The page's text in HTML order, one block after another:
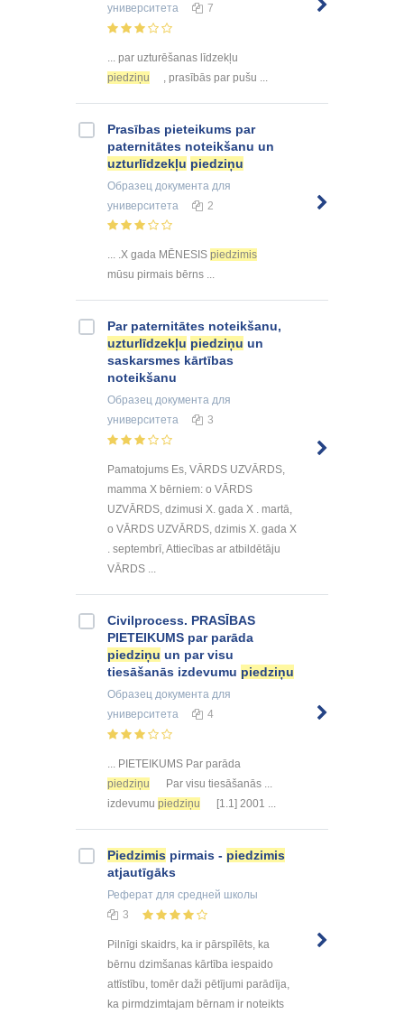
университета
7
... par uzturēšanas līdzekļu
piedziņu
, prasībās par pušu ...
Prasības pieteikums par
paternitātes noteikšanu un
uzturlīdzekļu piedziņu
Образец документа для
университета
2
... .X gada MĒNESIS piedzimis
mūsu pirmais bērns ...
Par paternitātes noteikšanu,
uzturlīdzekļu piedziņu un
saskarsmes kārtības
noteikšanu
Образец документа для
университета
3
Pamatojums Es, VĀRDS UZVĀRDS,
mamma X bērniem: o VĀRDS
UZVĀRDS, dzimusi X. gada X . martā,
o VĀRDS UZVĀRDS, dzimis X. gada X
. septembrī, Attiecības ar atbildētāju
VĀRDS ...
Civilprocess. PRASĪBAS
PIETEIKUMS par parāda
piedziņu un par visu
tiesāšanās izdevumu piedziņu
Образец документа для
университета
4
... PIETEIKUMS Par parāda
piedziņu
Par visu tiesāšanās ...
izdevumu piedziņu [1.1] 2001 ...
Piedzimis pirmais - piedzimis
atjautīgāks
Реферат для средней школы
3
Pilnīgi skaidrs, ka ir pārspīlēts, ka
bērnu dzimšanas kārtība iespaido
attīstību, tomēr daži pētījumi parādīja,
ka pirmdzimtajam bērnam ir noteikts